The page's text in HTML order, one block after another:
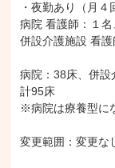
・夜勤あり（月４
病院 看護師：１
併設介護施設 看
病院：38床、併設
計95床
※病院は療養型に
変更範囲：変更な